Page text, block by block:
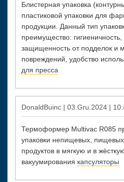
Блистерная упаковка
пластиковой упаковки для
продукции. Данный тип
преимущество: гигиеничность,
защищенность от подделок и
повреждений, удобство
для пресса
DonaldBuinc | 03.Gru.2024 |
Термоформер Multivac R085
упаковки непищевых,
продуктов в мягкую и в
вакуумирования капсуляторы